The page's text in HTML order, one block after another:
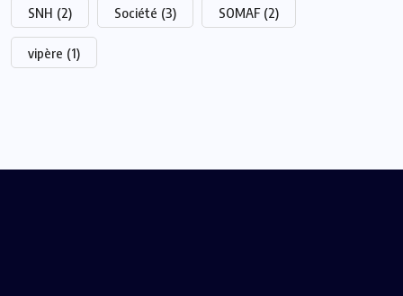
SNH (2) Société (3) SOMAF (2)
vipère (1)